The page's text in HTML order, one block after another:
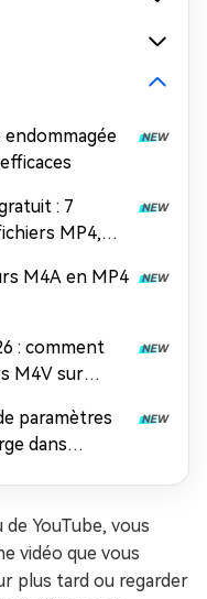
: 7
MP4,
M4A en MP4
: comment
M4V sur
paramètres
dans
YouTube, vous
vidéo que vous
plus tard ou regarder